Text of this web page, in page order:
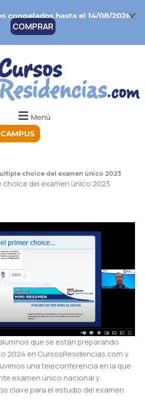
congelados hasta el 14/08/2026
COMPRAR
Menú
CAMPUS
choice del examen único 2023
del examen único 2023
que se están preparando
2024 en CursosResidencias.com y
una teleconferencia en la que
examen único nacional y
clave para el estudio del examen